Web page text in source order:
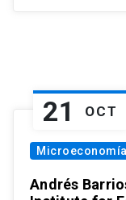
21 OCT
Andrés